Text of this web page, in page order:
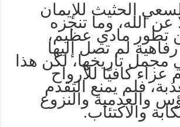
الحثيث للإيمان
عن الله، وما تنجزه
تطور مادي عظيم،
لم تصل إليها
مجمل تاريخها، لكن هذا
عزاء كافيًا للأرواح
فلم يمنع التقدم
والعدمية والنزوع
والاكتئاب.